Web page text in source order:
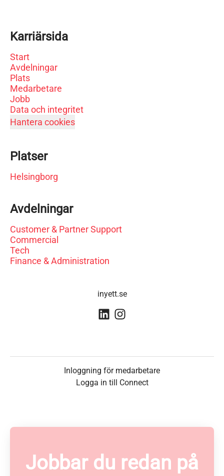
Karriärsida
Start
Avdelningar
Plats
Medarbetare
Jobb
Data och integritet
Hantera cookies
Platser
Helsingborg
Avdelningar
Customer & Partner Support
Commercial
Tech
Finance & Administration
inyett.se
Inloggning för medarbetare
Logga in till Connect
Jobbar du redan på